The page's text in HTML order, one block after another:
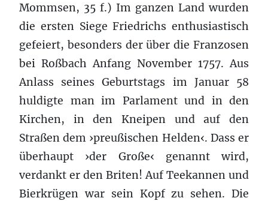
Mommsen, 35 f.) Im ganzen Land wurden
die ersten Siege Friedrichs enthusiastisch
gefeiert, besonders der über die Franzosen
bei Roßbach Anfang November 1757. Aus
Anlass seines Geburtstags im Januar 58
huldigte man im Parlament und in den
Kirchen, in den Kneipen und auf den
Straßen dem ›preußischen Helden‹. Dass er
überhaupt ›der Große‹ genannt wird,
verdankt er den Briten! Auf Teekannen und
Bierkrügen war sein Kopf zu sehen. Die